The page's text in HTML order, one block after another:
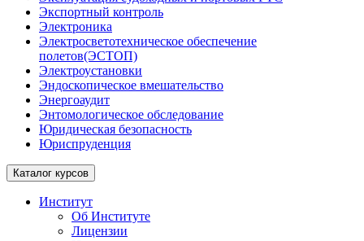
Экспортный контроль
Электроника
Электросветотехническое обеспечение
полетов(ЭСТОП)
Электроустановки
Эндоскопическое вмешательство
Энергоаудит
Энтомологическое обследование
Юридическая безопасность
Юриспруденция
Каталог курсов
Институт
Об Институте
Лицензии